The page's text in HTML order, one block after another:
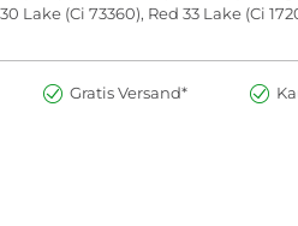
Lake (Ci 73360), Red 33 Lake (Ci
Gratis Versand*